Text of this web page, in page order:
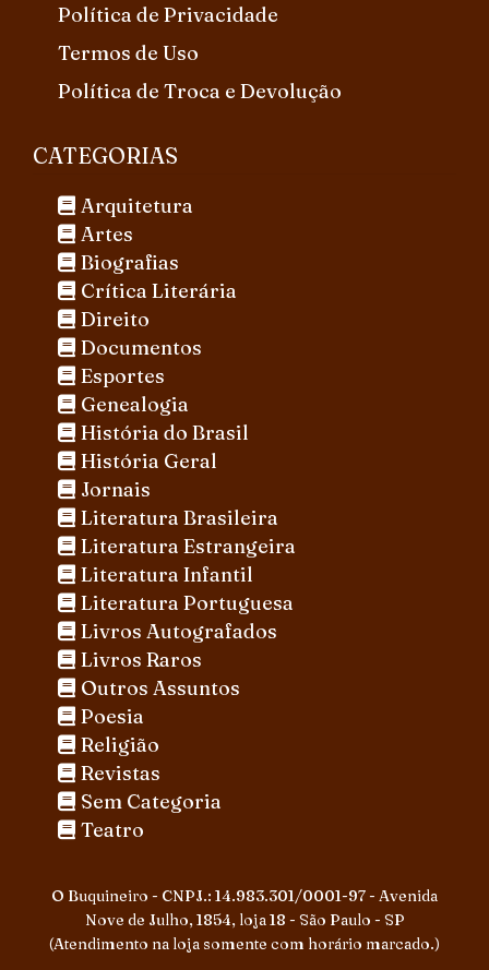
Política de Privacidade
Termos de Uso
Política de Troca e Devolução
CATEGORIAS
Arquitetura
Artes
Biografias
Crítica Literária
Direito
Documentos
Esportes
Genealogia
História do Brasil
História Geral
Jornais
Literatura Brasileira
Literatura Estrangeira
Literatura Infantil
Literatura Portuguesa
Livros Autografados
Livros Raros
Outros Assuntos
Poesia
Religião
Revistas
Sem Categoria
Teatro
O Buquineiro - CNPJ.: 14.983.301/0001-97 - Avenida
Nove de Julho, 1854, loja 18 - São Paulo - SP
(Atendimento na loja somente com horário marcado.)